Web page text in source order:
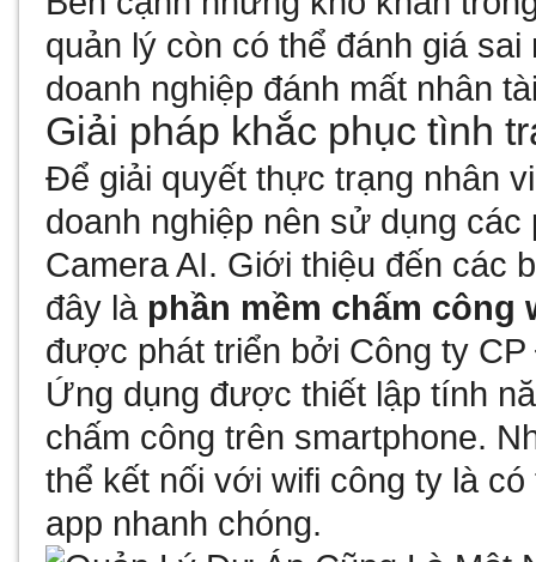
quản lý còn có thể đánh giá
doanh nghiệp đánh mất nhân
Giải pháp khắc phục tình
Để giải quyết thực trạng nhân
doanh nghiệp nên sử dụng
Camera AI. Giới thiệu đến các
đây là phần mềm chấm công
được phát triển bởi Công ty
Ứng dụng được thiết lập tính
chấm công trên smartphone.
thể kết nối với wifi công ty là
app nhanh chóng.